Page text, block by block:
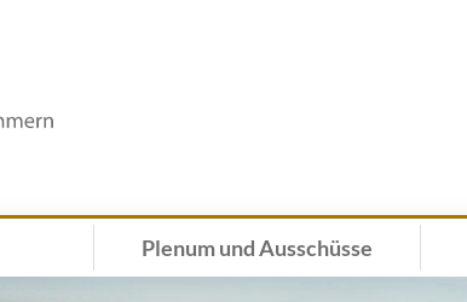
Plenum und Ausschüsse